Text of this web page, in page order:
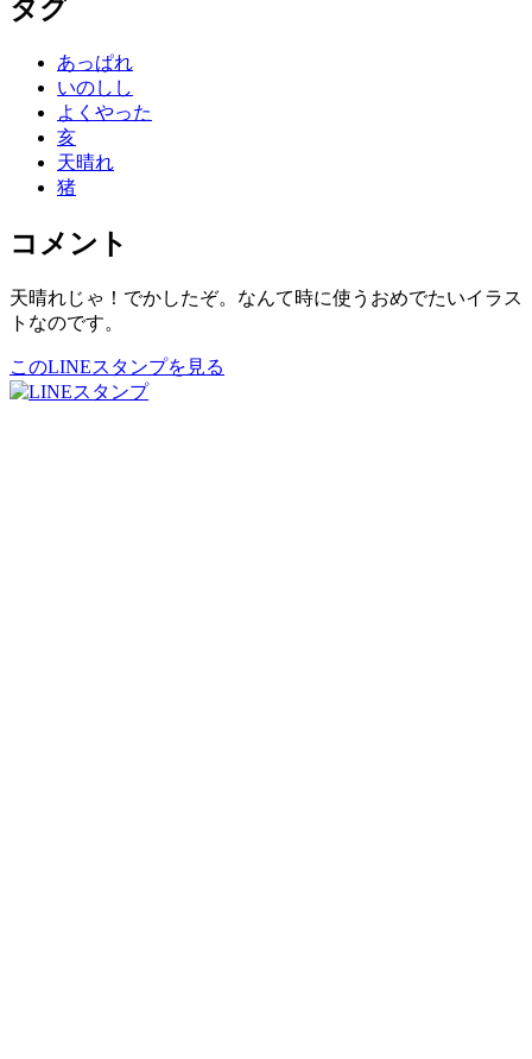
タグ
あっぱれ
いのしし
よくやった
亥
天晴れ
猪
コメント
天晴れじゃ！でかしたぞ。なんて時に使うおめでたいイラス
トなのです。
このLINEスタンプを見る